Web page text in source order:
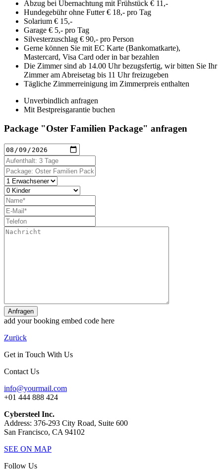
Abzug bei Übernachtung mit Frühstück € 11,-
Hundegebühr ohne Futter € 18,- pro Tag
Solarium € 15,-
Garage € 5,- pro Tag
Silvesterzuschlag € 90,- pro Person
Gerne können Sie mit EC Karte (Bankomatkarte),
Mastercard, Visa Card oder in bar bezahlen
Die Zimmer sind ab 14.00 Uhr bezugsfertig, wir bitten Sie Ihr
Zimmer am Abreisetag bis 11 Uhr freizugeben
Tägliche Zimmerreinigung im Zimmerpreis enthalten
Unverbindlich anfragen
Mit Bestpreisgarantie buchen
Package "Oster Familien Package" anfragen
Anfragen
add your booking embed code here
Zurück
Get in Touch With Us
Contact Us
info@yourmail.com
+01 444 888 424
Cybersteel Inc.
Address: 376-293 City Road, Suite 600
San Francisco, CA 94102
SEE ON MAP
Follow Us